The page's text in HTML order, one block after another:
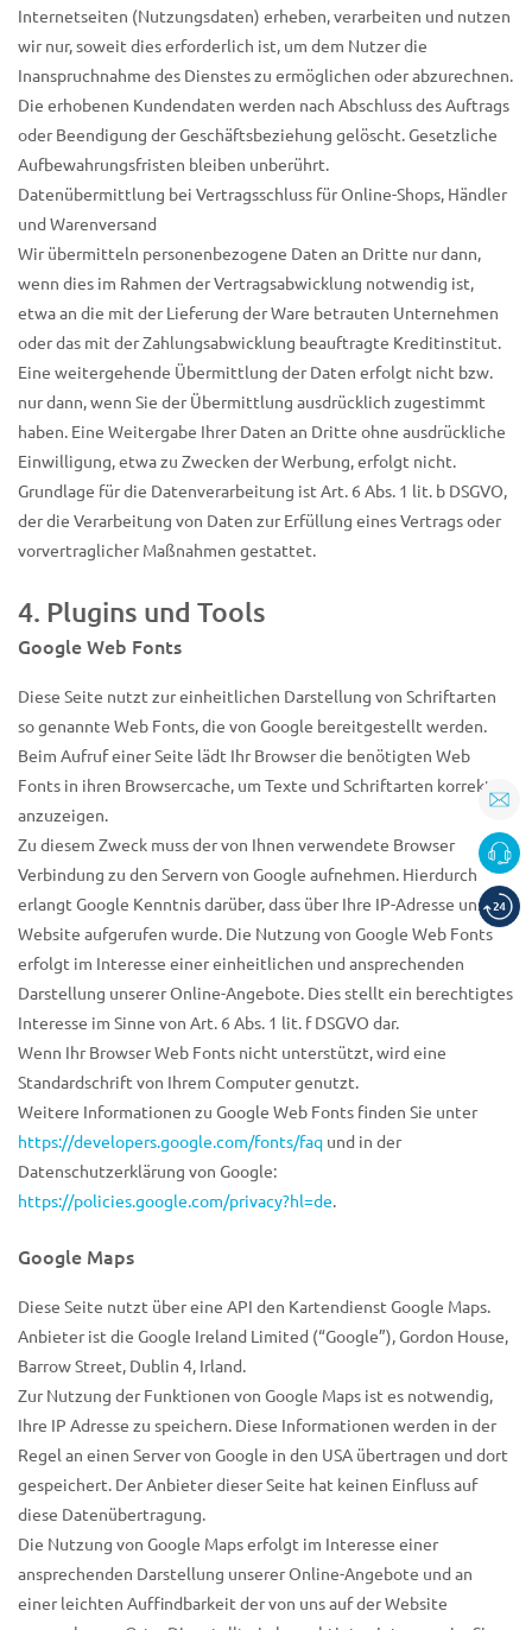
Internetseiten (Nutzungsdaten) erheben, verarbeiten und nutzen
wir nur, soweit dies erforderlich ist, um dem Nutzer die
Inanspruchnahme des Dienstes zu ermöglichen oder abzurechnen.
Die erhobenen Kundendaten werden nach Abschluss des Auftrags
oder Beendigung der Geschäftsbeziehung gelöscht. Gesetzliche
Aufbewahrungsfristen bleiben unberührt.
Datenübermittlung bei Vertragsschluss für Online-Shops, Händler
und Warenversand
Wir übermitteln personenbezogene Daten an Dritte nur dann,
wenn dies im Rahmen der Vertragsabwicklung notwendig ist,
etwa an die mit der Lieferung der Ware betrauten Unternehmen
oder das mit der Zahlungsabwicklung beauftragte Kreditinstitut.
Eine weitergehende Übermittlung der Daten erfolgt nicht bzw.
nur dann, wenn Sie der Übermittlung ausdrücklich zugestimmt
haben. Eine Weitergabe Ihrer Daten an Dritte ohne ausdrückliche
Einwilligung, etwa zu Zwecken der Werbung, erfolgt nicht.
Grundlage für die Datenverarbeitung ist Art. 6 Abs. 1 lit. b DSGVO,
der die Verarbeitung von Daten zur Erfüllung eines Vertrags oder
vorvertraglicher Maßnahmen gestattet.
4. Plugins und Tools
Google Web Fonts
Diese Seite nutzt zur einheitlichen Darstellung von Schriftarten
so genannte Web Fonts, die von Google bereitgestellt werden.
Beim Aufruf einer Seite lädt Ihr Browser die benötigten Web
Fonts in ihren Browsercache, um Texte und Schriftarten korrekt
anzuzeigen.
Zu diesem Zweck muss der von Ihnen verwendete Browser
Verbindung zu den Servern von Google aufnehmen. Hierdurch
erlangt Google Kenntnis darüber, dass über Ihre IP-Adresse unsere
Website aufgerufen wurde. Die Nutzung von Google Web Fonts
erfolgt im Interesse einer einheitlichen und ansprechenden
Darstellung unserer Online-Angebote. Dies stellt ein berechtigtes
Interesse im Sinne von Art. 6 Abs. 1 lit. f DSGVO dar.
Wenn Ihr Browser Web Fonts nicht unterstützt, wird eine
Standardschrift von Ihrem Computer genutzt.
Weitere Informationen zu Google Web Fonts finden Sie unter
https://developers.google.com/fonts/faq und in der
Datenschutzerklärung von Google:
https://policies.google.com/privacy?hl=de.
Google Maps
Diese Seite nutzt über eine API den Kartendienst Google Maps.
Anbieter ist die Google Ireland Limited (“Google”), Gordon House,
Barrow Street, Dublin 4, Irland.
Zur Nutzung der Funktionen von Google Maps ist es notwendig,
Ihre IP Adresse zu speichern. Diese Informationen werden in der
Regel an einen Server von Google in den USA übertragen und dort
gespeichert. Der Anbieter dieser Seite hat keinen Einfluss auf
diese Datenübertragung.
Die Nutzung von Google Maps erfolgt im Interesse einer
ansprechenden Darstellung unserer Online-Angebote und an
einer leichten Auffindbarkeit der von uns auf der Website